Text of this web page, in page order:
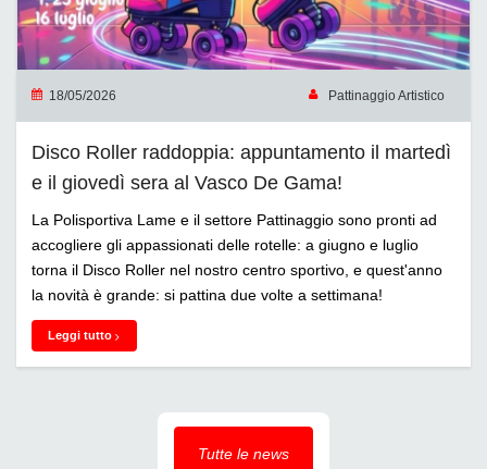
18/05/2026 Pattinaggio Artistico
Disco Roller raddoppia: appuntamento il martedì
e il giovedì sera al Vasco De Gama!
La Polisportiva Lame e il settore Pattinaggio sono pronti ad
accogliere gli appassionati delle rotelle: a giugno e luglio
torna il Disco Roller nel nostro centro sportivo, e quest'anno
la novità è grande: si pattina due volte a settimana!
Leggi tutto
Tutte le news